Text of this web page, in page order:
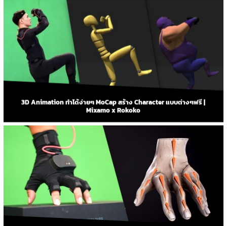
3D Animation ทำได้ง่ายๆ MoCap สร้าง Character แบบต่างๆฟรี |
Mixamo x Rokoko